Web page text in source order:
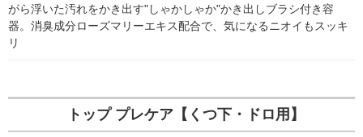
がら浮いた汚れをかき出す"しゃかしゃか"かき出しブラシ付き容
器。消臭成分ローズマリーエキス配合で、気になるニオイもスッキ
リ
トップ プレケア【くつ下・ドロ用】